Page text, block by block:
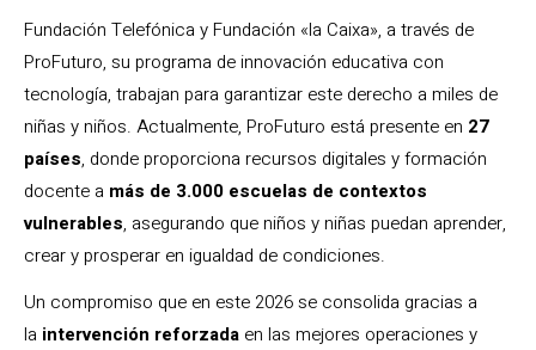
Fundación Telefónica y Fundación «la Caixa», a través de
ProFuturo, su programa de innovación educativa con
tecnología, trabajan para garantizar este derecho a miles de
niñas y niños. Actualmente, ProFuturo está presente en 27
países, donde proporciona recursos digitales y formación
docente a más de 3.000 escuelas de contextos
vulnerables, asegurando que niños y niñas puedan aprender,
crear y prosperar en igualdad de condiciones.
Un compromiso que en este 2026 se consolida gracias a
la intervención reforzada en las mejores operaciones y